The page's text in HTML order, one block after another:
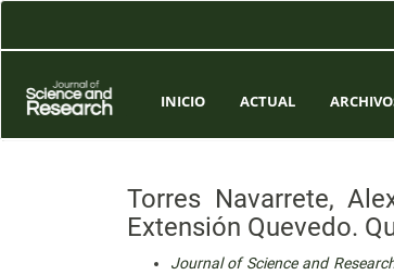
Contenido
Barra
lateral
INICIO ACTUAL
Torres Navarrete,
Extensión Quevedo.
Journal of Science and